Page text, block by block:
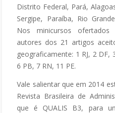
Distrito Federal, Pará,
Sergipe, Paraíba, Rio
Nos minicursos
autores dos 21 artigos
geograficamente: 1 RJ, 2 DF,
6 PB, 7 RN, 11 PE.
Vale salientar que em 2014
Revista Brasileira de
que é QUALIS B3, para